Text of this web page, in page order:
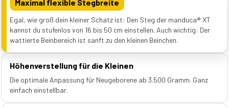
Maximal flexible Stegbreite
Egal, wie groß dein kleiner Schatz ist: Den Steg der manduca® XT
kannst du stufenlos von 16 bis 50 cm einstellen. Auch wichtig: Der
wattierte Beinbereich ist sanft zu den kleinen Beinchen.
Höhenverstellung für die Kleinen
Die optimale Anpassung für Neugeborene ab 3.500 Gramm. Ganz
einfach einstellbar.